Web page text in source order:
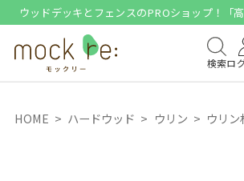
ウッドデッキとフェンスのPROショップ！「
検索ロ
HOME ハードウッド ウリン ウリ